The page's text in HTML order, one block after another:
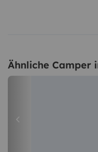
Ähnliche Camper